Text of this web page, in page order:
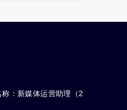
称：新媒体运营助理（2